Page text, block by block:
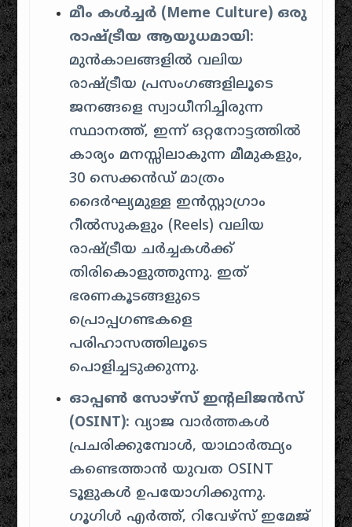
മീം കൾച്ചർ (Meme Culture) ഒരു
രാഷ്ട്രീയ ആയുധമായി:
മുൻകാലങ്ങളിൽ വലിയ
രാഷ്ട്രീയ പ്രസംഗങ്ങളിലൂടെ
ജനങ്ങളെ സ്വാധീനിച്ചിരുന്ന
സ്ഥാനത്ത്, ഇന്ന് ഒറ്റനോട്ടത്തിൽ
കാര്യം മനസ്സിലാകുന്ന മീമുകളും,
30 സെക്കൻഡ് മാത്രം
ദൈർഘ്യമുള്ള ഇൻസ്റ്റാഗ്രാം
റീൽസുകളും (Reels) വലിയ
രാഷ്ട്രീയ ചർച്ചകൾക്ക്
തിരികൊളുത്തുന്നു. ഇത്
ഭരണകൂടങ്ങളുടെ
പ്രൊപ്പഗണ്ടകളെ
പരിഹാസത്തിലൂടെ
പൊളിച്ചടുക്കുന്നു.
ഓപ്പൺ സോഴ്സ് ഇന്റലിജൻസ്
(OSINT): വ്യാജ വാർത്തകൾ
പ്രചരിക്കുമ്പോൾ, യാഥാർത്ഥ്യം
കണ്ടെത്താൻ യുവത OSINT
ടൂളുകൾ ഉപയോഗിക്കുന്നു.
ഗൂഗിൾ എർത്ത്, റിവേഴ്സ് ഇമേജ്